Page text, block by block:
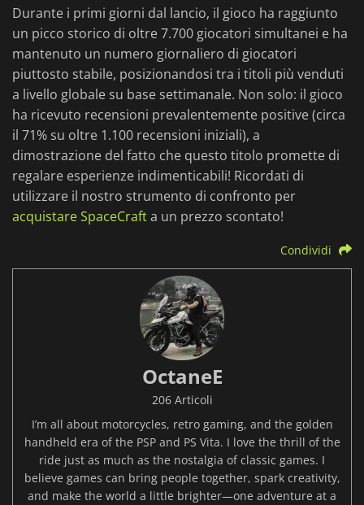
Durante i primi giorni dal lancio, il gioco ha raggiunto
un picco storico di oltre 7.700 giocatori simultanei e ha
mantenuto un numero giornaliero di giocatori
piuttosto stabile, posizionandosi tra i titoli più venduti
a livello globale su base settimanale. Non solo: il gioco
ha ricevuto recensioni prevalentemente positive (circa
il 71% su oltre 1.100 recensioni iniziali), a
dimostrazione del fatto che questo titolo promette di
regalare esperienze indimenticabili! Ricordati di
utilizzare il nostro strumento di confronto per
acquistare SpaceCrafta un prezzo scontato!
Condividi
OctaneE
206 Articoli
I’m all about motorcycles, retro gaming, and the golden
handheld era of the PSP and PS Vita. I love the thrill of the
ride just as much as the nostalgia of classic games. I
believe games can bring people together, spark creativity,
and make the world a little brighter—one adventure at a